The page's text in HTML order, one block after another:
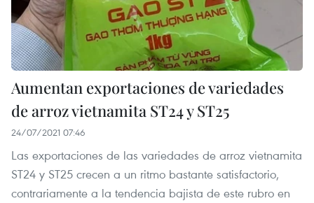
Aumentan exportaciones de variedades
de arroz vietnamita ST24 y ST25
24/07/2021 07:46
Las exportaciones de las variedades de arroz vietnamita
ST24 y ST25 crecen a un ritmo bastante satisfactorio,
contrariamente a la tendencia bajista de este rubro en